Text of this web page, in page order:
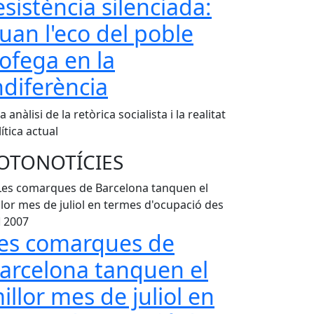
silenciada:
l'eco del poble
en la
anàlisi de la retòrica socialista i la realitat
actual
comarques de
tanquen el
mes de juliol en